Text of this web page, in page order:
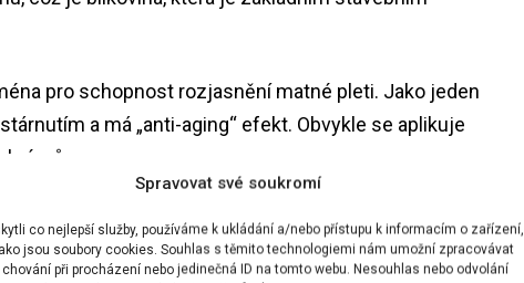
Spravovat své soukromí
co nejlepší služby, používáme k ukládání a/nebo přístupu k informacím o zařízení,
jsou soubory cookies. Souhlas s těmito technologiemi nám umožní zpracovávat
při procházení nebo jedinečná ID na tomto webu. Nesouhlas nebo odvolání
pro schopnost rozjasnění matné pleti. Jako jeden
a má „anti-aging“ efekt. Obvykle se aplikuje
STRČÍ DO KAPSY BYLINKA, KTERÁ ROSTE